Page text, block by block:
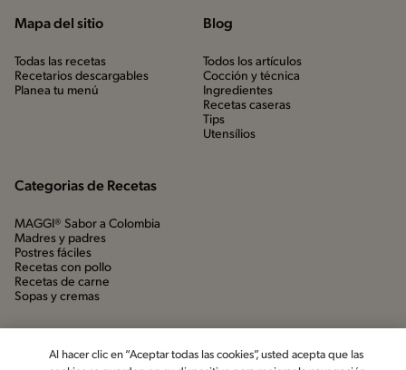
Mapa del sitio
Todas las recetas
Recetarios descargables
Planea tu menú
Blog
Todos los artículos
Cocción y técnica
Ingredientes
Recetas caseras
Tips
Utensílios
Categorias de Recetas
MAGGI® Sabor a Colombia
Madres y padres
Postres fáciles
Recetas con pollo
Recetas de carne
Sopas y cremas
Al hacer clic en “Aceptar todas las cookies”, usted acepta que las